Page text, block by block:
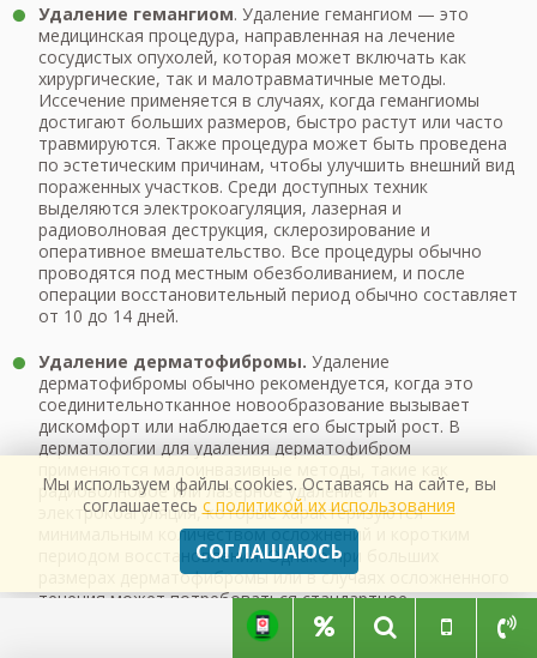
Удаление гемангиом. Удаление гемангиом — это
медицинская процедура, направленная на лечение
сосудистых опухолей, которая может включать как
хирургические, так и малотравматичные методы.
Иссечение применяется в случаях, когда гемангиомы
достигают больших размеров, быстро растут или часто
травмируются. Также процедура может быть проведена
по эстетическим причинам, чтобы улучшить внешний вид
пораженных участков. Среди доступных техник
выделяются электрокоагуляция, лазерная и
радиоволновая деструкция, склерозирование и
оперативное вмешательство. Все процедуры обычно
проводятся под местным обезболиванием, и после
операции восстановительный период обычно составляет
от 10 до 14 дней.
Удаление дерматофибромы. Удаление
дерматофибромы обычно рекомендуется, когда это
соединительнотканное новообразование вызывает
дискомфорт или наблюдается его быстрый рост. В
дерматологии для удаления дерматофибром
радиоволновое или лазерное удаление и
электрокоагуляция, которые характеризуются
минимальным количеством осложнений и коротким
периодом восстановления. Однако при больших
размерах дерматофибромы или в случаях осложненного
течения может потребоваться стандартное
хирургическое вмешательство. Все процедуры обычно
проводятся под местным обезболиванием, чтобы
Мы используем файлы cookies. Оставаясь на сайте, вы
соглашаетесь с политикой их использования
СОГЛАШАЮСЬ